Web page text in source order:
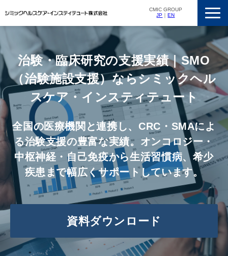
CMIC GROUP
JP ｜EN
サービス一覧
私たちの強み
支援実績
ニュースリリース
会社概要
採用情報
治験・臨床研究の支援実績｜SMO
（治験施設支援）ならシミックヘル
スケア・インスティテュート
全国の医療機関と連携し、CRC・SMAによ
る治験支援の豊富な実績。オンコロジー・
中枢神経・自己免疫から生活習慣病、希少
疾患まで幅広くサポートしています。
資料ダウンロード